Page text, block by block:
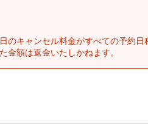
キャンセル料金がすべての予約日
額は返金いたしかねます。